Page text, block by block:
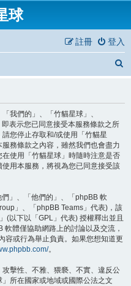
球
登入
註冊
我們的」、「竹貓星球」、
表示您已同意接受本服務條款之所
您停止存取和/或使用「竹貓星
務條款之內容，雖然我們也會盡力
使用「竹貓星球」時隨時注意是否
用本服務，將視為您已同意接受該
」、「他們的」、「phpBB 軟
」、「phpBB Teams」代表)，該
」(以下以「GPL」代表) 授權釋出並且
軟體僅協助網路上的討論以及交流，
容或行為舉止負責。如果您想知道更
。
擊性、不雅、猥褻、不實、違反公
所在國家或地域或國際公法之文